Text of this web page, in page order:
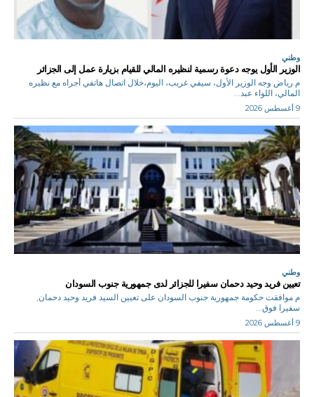
وطني
الوزير الأول يوجه دعوة رسمية لنظيره المالي للقيام بزيارة عمل إلى الجزائر
م.رياض وجه الوزير الأول، سيفي غريب، اليوم،خلال اتصال هاتفي أجراه مع نظيره
المالي، اللواء عبد...
9 أغسطس 2026
وطني
تعيين فريد وحيد دحمان سفيرا للجزائر لدى جمهورية جنوب السودان
م موافقت حكومة جمهورية جنوب السودان على تعيين السيد فريد وحيد دحمان,
سفيرا فوق...
9 أغسطس 2026